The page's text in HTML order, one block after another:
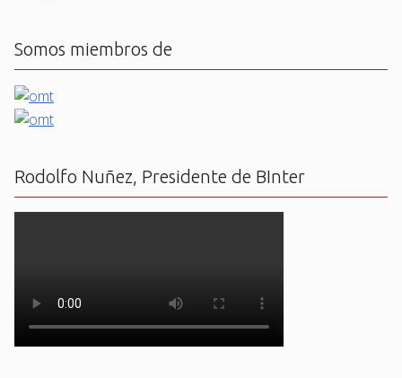
Somos miembros de
Rodolfo Nuñez, Presidente de BInter